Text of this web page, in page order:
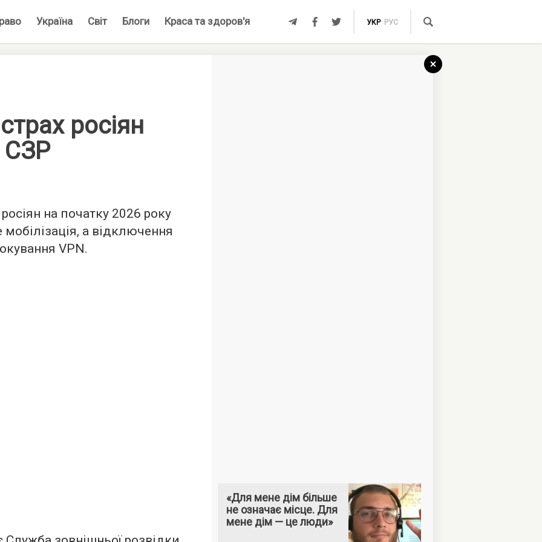
Україна Світ Блоги Краса та здоров'я УКР РУС
росіян
СЗР
на початку 2026 року
мобілізація, а відключення
VPN.
«Для мене дім більше
не означає місце. Для
мене дім — це люди»